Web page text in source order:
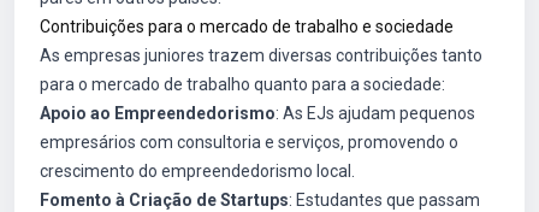
Contribuições para o mercado de trabalho e sociedade
As empresas juniores trazem diversas contribuições tanto
para o mercado de trabalho quanto para a sociedade:
Apoio ao Empreendedorismo: As EJs ajudam pequenos
empresários com consultoria e serviços, promovendo o
crescimento do empreendedorismo local.
Fomento à Criação de Startups: Estudantes que passam